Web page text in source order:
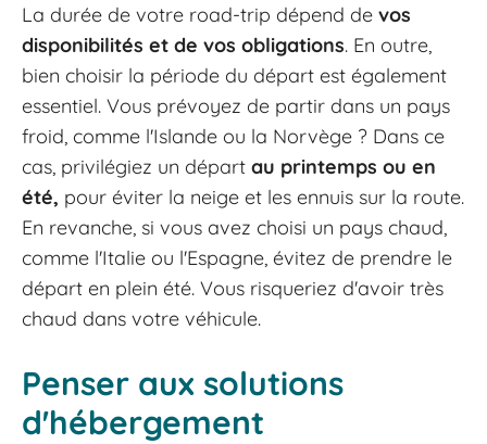
La durée de votre road-trip dépend de vos
disponibilités et de vos obligations. En outre,
bien choisir la période du départ est également
essentiel. Vous prévoyez de partir dans un pays
froid, comme l'Islande ou la Norvège ? Dans ce
cas, privilégiez un départ au printemps ou en
été, pour éviter la neige et les ennuis sur la route.
En revanche, si vous avez choisi un pays chaud,
comme l'Italie ou l'Espagne, évitez de prendre le
départ en plein été. Vous risqueriez d'avoir très
chaud dans votre véhicule.
Penser aux solutions
d'hébergement